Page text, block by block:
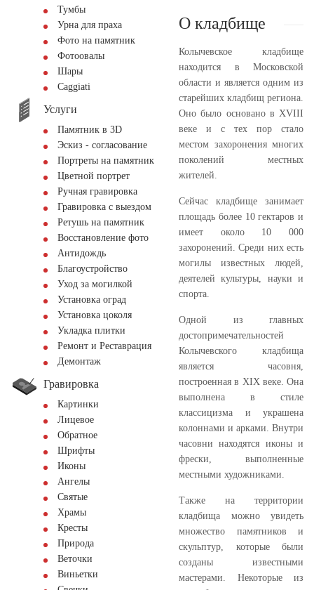
Тумбы
Урна для праха
Фото на памятник
Фотоовалы
Шары
Сaggiati
Услуги
Памятник в 3D
Эскиз - согласование
Портреты на памятник
Цветной портрет
Ручная гравировка
Гравировка с выездом
Ретушь на памятник
Восстановление фото
Антидождь
Благоустройство
Уход за могилкой
Установка оград
Установка цоколя
Укладка плитки
Ремонт и Реставрация
Демонтаж
Гравировка
Картинки
Лицевое
Обратное
Шрифты
Иконы
Ангелы
Святые
Храмы
Кресты
Природа
Веточки
Виньетки
О кладбище
Колычевское кладбище
находится в Московской
области и является одним из
старейших кладбищ региона.
Оно было основано в XVIII
веке и с тех пор стало
местом захоронения многих
поколений местных
жителей.
Сейчас кладбище занимает
площадь более 10 гектаров и
имеет около 10 000
захоронений. Среди них есть
могилы известных людей,
деятелей культуры, науки и
спорта.
Одной из главных
достопримечательностей
Колычевского кладбища
является часовня,
построенная в XIX веке. Она
выполнена в стиле
классицизма и украшена
колоннами и арками. Внутри
часовни находятся иконы и
фрески, выполненные
местными художниками.
Также на территории
кладбища можно увидеть
множество памятников и
скульптур, которые были
созданы известными
мастерами. Некоторые из